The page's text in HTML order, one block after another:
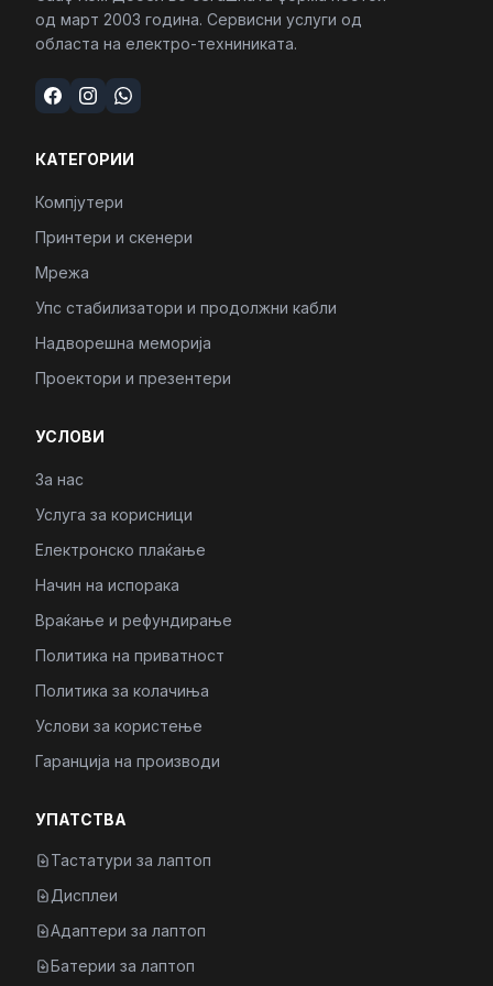
од март 2003 година. Сервисни услуги од
областа на електро-техниниката.
КАТЕГОРИИ
Компјутери
Принтери и скенери
Мрежа
Упс стабилизатори и продолжни кабли
Надворешна меморија
Проектори и презентери
УСЛОВИ
За нас
Услуга за корисници
Електронско плаќање
Начин на испорака
Враќање и рефундирање
Политика на приватност
Политика за колачиња
Услови за користење
Гаранција на производи
УПАТСТВА
Тастатури за лаптоп
Дисплеи
Адаптери за лаптоп
Батерии за лаптоп